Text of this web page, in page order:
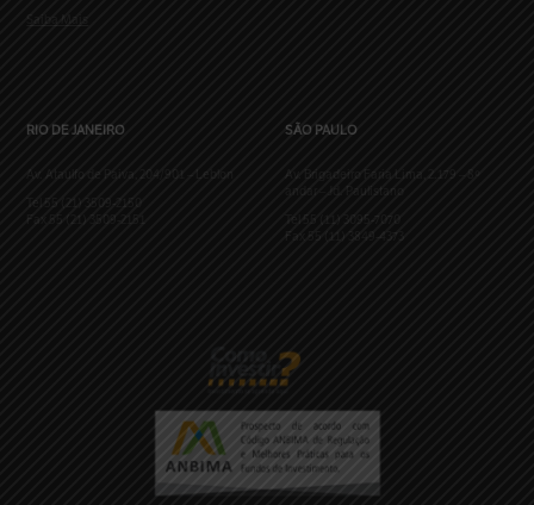
Saiba Mais
RIO DE JANEIRO
Av. Ataulfo de Paiva, 204/901 – Leblon
Tel 55 (21) 3509-2150
Fax 55 (21) 3509-2151
SÃO PAULO
Av. Brigadeiro Faria Lima, 2.179 – 8º
andar – Jd. Paulistano
Tel 55 (11) 3095-7070
Fax 55 (11) 3849-4373